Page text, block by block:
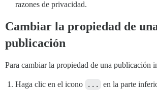
razones de privacidad.
Cambiar la propiedad de
publicación
Para cambiar la propiedad de una publicación
Haga clic en el icono ... en la parte